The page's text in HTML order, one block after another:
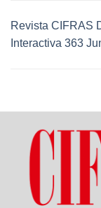
Revista CIFRAS
Interactiva 363